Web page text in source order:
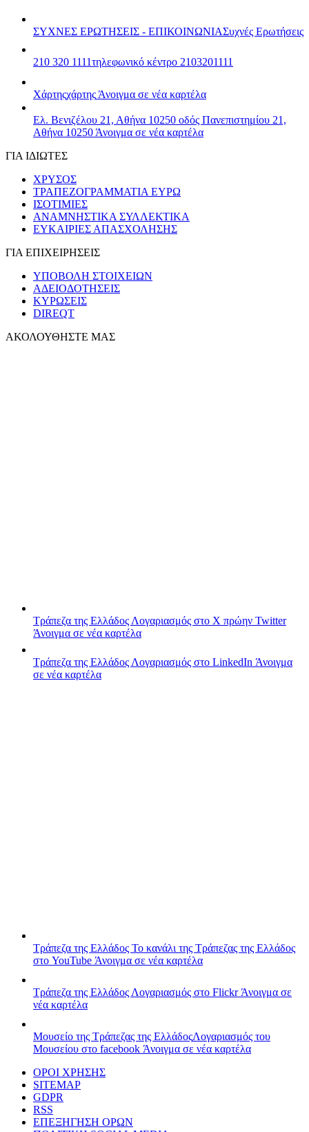
ΣΥΧΝΕΣ ΕΡΩΤΗΣΕΙΣ - ΕΠΙΚΟΙΝΩΝΙΑΣυχνές Ερωτήσεις
210 320 1111τηλεφωνικό κέντρο 2103201111
Χάρτηςχάρτης Άνοιγμα σε νέα καρτέλα
Ελ. Βενιζέλου 21, Αθήνα 10250 οδός Πανεπιστημίου 21,
Αθήνα 10250 Άνοιγμα σε νέα καρτέλα
ΓΙΑ ΙΔΙΩΤΕΣ
ΧΡΥΣΟΣ
ΤΡΑΠΕΖΟΓΡΑΜΜΑΤΙΑ ΕΥΡΩ
ΙΣΟΤΙΜΙΕΣ
ΑΝΑΜΝΗΣΤΙΚΑ ΣΥΛΛΕΚΤΙΚΑ
ΕΥΚΑΙΡΙΕΣ ΑΠΑΣΧΟΛΗΣΗΣ
ΓΙΑ ΕΠΙΧΕΙΡΗΣΕΙΣ
ΥΠΟΒΟΛΗ ΣΤΟΙΧΕΙΩΝ
ΑΔΕΙΟΔΟΤΗΣΕΙΣ
ΚΥΡΩΣΕΙΣ
DIREQT
ΑΚΟΛΟΥΘΗΣΤΕ ΜΑΣ
Τράπεζα της Ελλάδος Λογαριασμός στο X πρώην Twitter
Άνοιγμα σε νέα καρτέλα
Τράπεζα της Ελλάδος Λογαριασμός στο LinkedIn Άνοιγμα
σε νέα καρτέλα
Τράπεζα της Ελλάδος Το κανάλι της Τράπεζας της Ελλάδος
στο YouTube Άνοιγμα σε νέα καρτέλα
Τράπεζα της Ελλάδος Λογαριασμός στο FlickrΆνοιγμα σε
νέα καρτέλα
Μουσείο της Τράπεζας της ΕλλάδοςΛογαριασμός του
Μουσείου στο facebook Άνοιγμα σε νέα καρτέλα
ΟΡΟΙ ΧΡΗΣΗΣ
SITEMAP
GDPR
RSS
ΕΠΕΞΗΓΗΣΗ ΟΡΩΝ